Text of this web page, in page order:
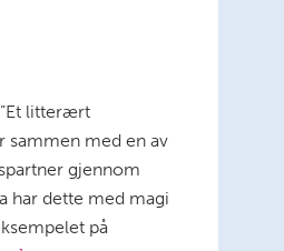
litterært
sammen med en av
gjennom
har dette med magi
på